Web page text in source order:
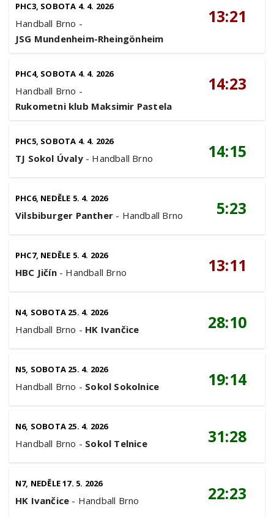
PHC3, SOBOTA 4. 4. 2026
Handball Brno -
JSG Mundenheim-Rheingönheim
13:21
PHC4, SOBOTA 4. 4. 2026
Handball Brno -
Rukometni klub Maksimir Pastela
14:23
PHC5, SOBOTA 4. 4. 2026
TJ Sokol Úvaly- Handball Brno 14:15
PHC6, NEDĚLE 5. 4. 2026
Vilsbiburger Panther - Handball Brno 5:23
PHC7, NEDĚLE 5. 4. 2026
HBC Jičín- Handball Brno 13:11
N4, SOBOTA 25. 4. 2026
Handball Brno - HK Ivančice 28:10
N5, SOBOTA 25. 4. 2026
Handball Brno - Sokol Sokolnice 19:14
N6, SOBOTA 25. 4. 2026
Handball Brno - Sokol Telnice 31:28
N7, NEDĚLE 17. 5. 2026
HK Ivančice - Handball Brno 22:23